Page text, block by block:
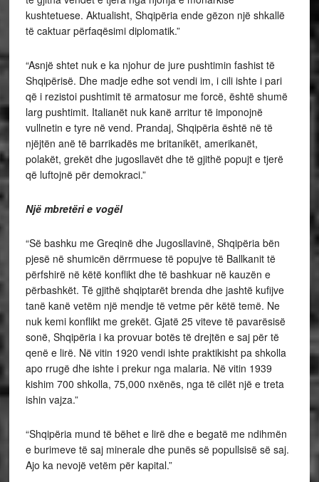
kushtetuese. Aktualisht, Shqipëria ende gëzon një shkallë
të caktuar përfaqësimi diplomatik.”
“Asnjë shtet nuk e ka njohur de jure pushtimin fashist të
Shqipërisë. Dhe madje edhe sot vendi im, i cili ishte i pari
që i rezistoi pushtimit të armatosur me forcë, është shumë
larg pushtimit. Italianët nuk kanë arritur të imponojnë
vullnetin e tyre në vend. Prandaj, Shqipëria është në të
njëjtën anë të barrikadës me britanikët, amerikanët,
polakët, grekët dhe jugosllavët dhe të gjithë popujt e tjerë
që luftojnë për demokraci.”
Një mbretëri e vogël
“Së bashku me Greqinë dhe Jugosllavinë, Shqipëria bën
pjesë në shumicën dërrmuese të popujve të Ballkanit të
përfshirë në këtë konflikt dhe të bashkuar në kauzën e
përbashkët. Të gjithë shqiptarët brenda dhe jashtë kufijve
tanë kanë vetëm një mendje të vetme për këtë temë. Ne
nuk kemi konflikt me grekët. Gjatë 25 viteve të pavarësisë
sonë, Shqipëria i ka provuar botës të drejtën e saj për të
qenë e lirë. Në vitin 1920 vendi ishte praktikisht pa shkolla
apo rrugë dhe ishte i prekur nga malaria. Në vitin 1939
kishim 700 shkolla, 75,000 nxënës, nga të cilët një e treta
ishin vajza.”
“Shqipëria mund të bëhet e lirë dhe e begatë me ndihmën
e burimeve të saj minerale dhe punës së popullsisë së saj.
Ajo ka nevojë vetëm për kapital.”